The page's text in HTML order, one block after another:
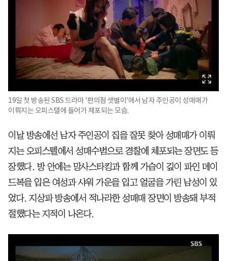
19일 첫 방송된 SBS 드라마 '편의점 샛별이'에서 남자 주인공이 성매매가
이뤄지는 오피스텔에 들어가 체포되는 모습.
이날 방송에선 남자 주인공이 집을 잘못 찾아 성매매가 이뤄
지는 오피스텔에서 성매수범으로 경찰에 체포되는 장면도 등
장했다. 방 안에는 망사스타킹과 함께 가슴이 깊이 파인 메이
드복을 입은 여성과 샤워 가운을 입고 얼굴을 가린 남성이 있
었다. 지상파 방송에서 적나라한 성매매 장면이 방송돼 부적
절했다는 지적이 나온다.